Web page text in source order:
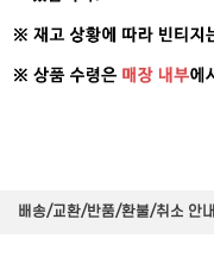
배송/교환/반품/환불/취소 안내